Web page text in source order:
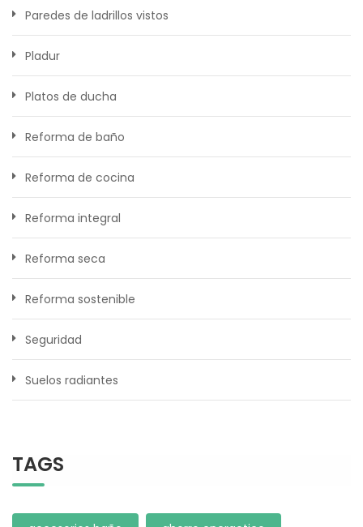
Paredes de ladrillos vistos
Pladur
Platos de ducha
Reforma de baño
Reforma de cocina
Reforma integral
Reforma seca
Reforma sostenible
Seguridad
Suelos radiantes
TAGS